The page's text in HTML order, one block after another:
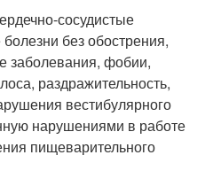
сосудистые
без обострения,
заболевания, фобии,
раздражительность,
вестибулярного
нарушениями в работе
пищеварительного